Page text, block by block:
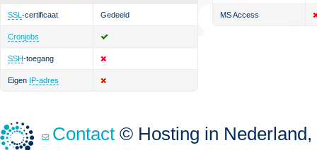
SSL -certificaat Gedeeld
Cronjobs
SSH-toegang
Eigen IP-adres
MS Access
Contact © Hosting in